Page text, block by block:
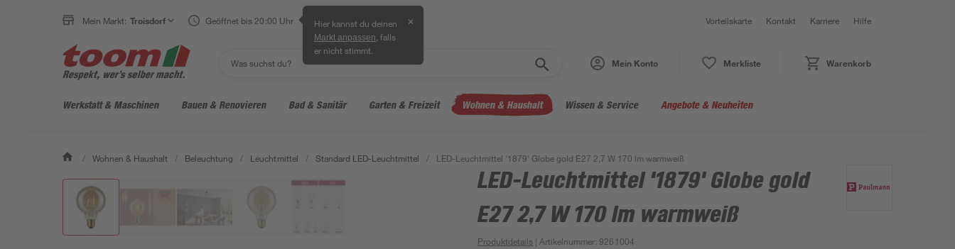
Mein Markt: Troisdorf Geöffnet bis 20:00 Uhr Hier kannst du deinen
Markt anpassen , falls
er nicht stimmt.
✕ Vorteilskarte Kontakt Karriere Hilfe
Mein Konto Merkliste Warenkorb
Werkstatt & Maschinen Bauen & Renovieren Bad & Sanitär Garten & Freizeit Wohnen & Haushalt Wissen & Service Angebote & Neuheiten
/ Wohnen & Haushalt / Beleuchtung / Leuchtmittel / Standard LED-Leuchtmittel / LED-Leuchtmittel '1879' Globe gold E27 2,7 W 170 lm warmweiß
LED-Leuchtmittel '1879' Globe gold
E27 2,7 W 170 lm warmweiß
Produktdetails | Artikelnummer:9261004